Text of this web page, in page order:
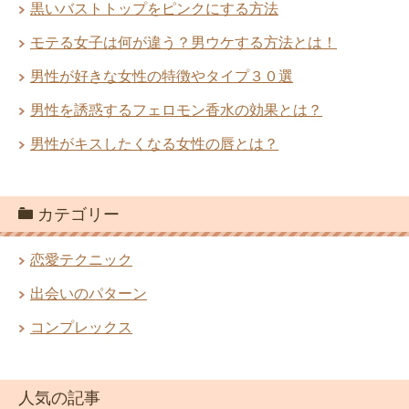
黒いバストトップをピンクにする方法
モテる女子は何が違う？男ウケする方法とは！
男性が好きな女性の特徴やタイプ３０選
男性を誘惑するフェロモン香水の効果とは？
男性がキスしたくなる女性の唇とは？
カテゴリー
恋愛テクニック
出会いのパターン
コンプレックス
人気の記事